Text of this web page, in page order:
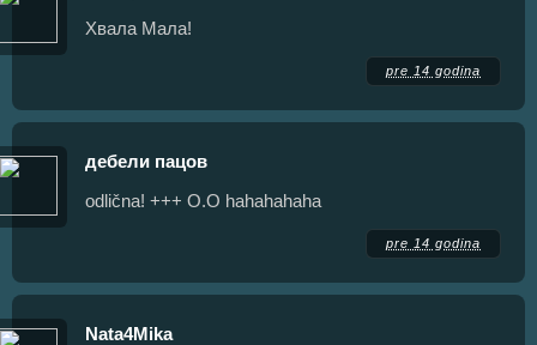
Хвала Мала!
pre 14 godina
дебели пацов
odlična! +++ O.O hahahahaha
pre 14 godina
Nata4Mika